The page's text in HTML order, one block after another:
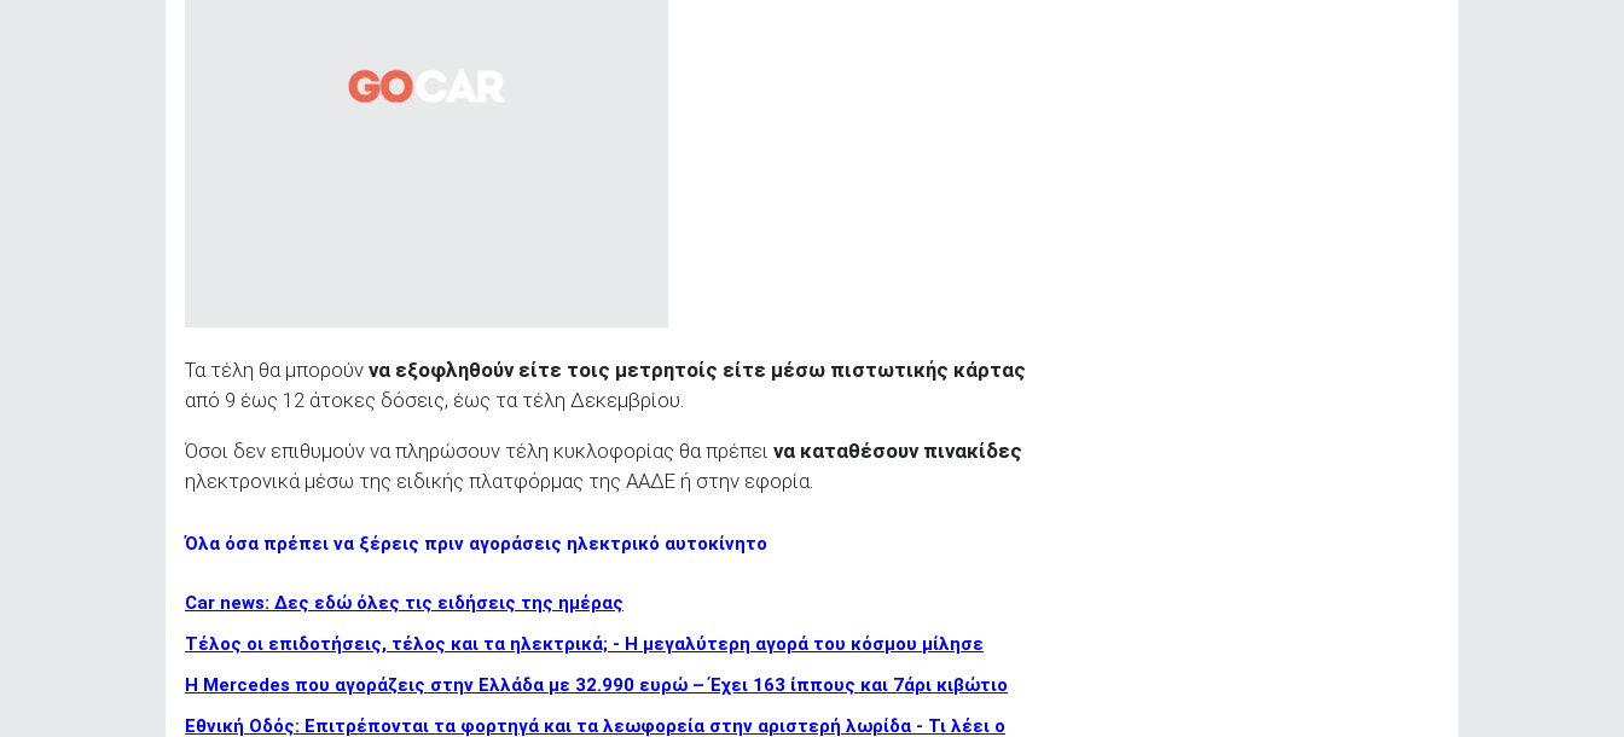
Τα τέλη θα μπορούν να εξοφληθούν είτε τοις μετρητοίς είτε μέσω πιστωτικής κάρτας
από 9 έως 12 άτοκες δόσεις, έως τα τέλη Δεκεμβρίου.
Όσοι δεν επιθυμούν να πληρώσουν τέλη κυκλοφορίας θα πρέπει να καταθέσουν πινακίδες
ηλεκτρονικά μέσω της ειδικής πλατφόρμας της AAΔE ή στην εφορία.
Όλα όσα πρέπει να ξέρεις πριν αγοράσεις ηλεκτρικό αυτοκίνητο
Car news: Δες εδώ όλες τις ειδήσεις της ημέρας
Τέλος οι επιδοτήσεις, τέλος και τα ηλεκτρικά; - Η μεγαλύτερη αγορά του κόσμου μίλησε
Η Mercedes που αγοράζεις στην Ελλάδα με 32.990 ευρώ – Έχει 163 ίππους και 7άρι κιβώτιο
Εθνική Οδός: Επιτρέπονται τα φορτηγά και τα λεωφορεία στην αριστερή λωρίδα - Τι λέει ο